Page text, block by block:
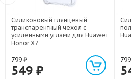
Силиконовый глянцевый
транспарентный чехол с
усиленными углами для Huawei
Honor X7
799₽
549 ₽